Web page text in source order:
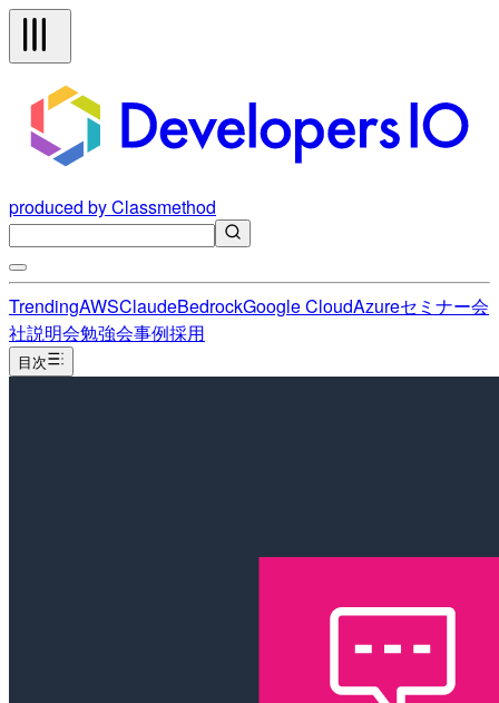
produced by Classmethod
TrendingAWSClaudeBedrockGoogle CloudAzureセミナー会
社説明会勉強会事例採用
目次